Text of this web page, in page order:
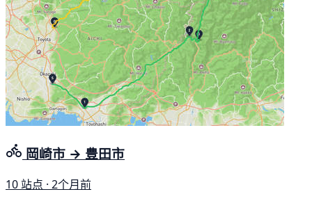
岡崎市 → 豊田市
10 站点 · 2个月前